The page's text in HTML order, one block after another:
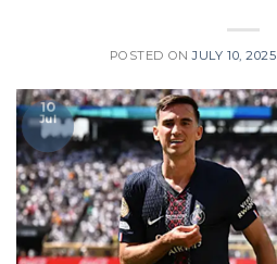
POSTED ONJULY 10, 2025
10
Jul